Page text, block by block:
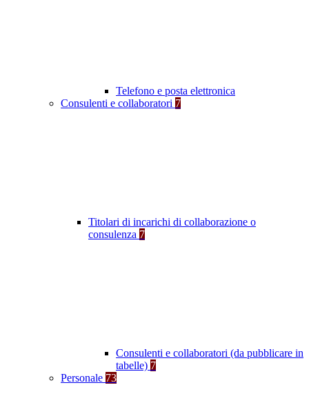
Telefono e posta elettronica
Consulenti e collaboratori 7
Titolari di incarichi di collaborazione o
consulenza 7
Consulenti e collaboratori (da pubblicare in
tabelle) 7
Personale 73